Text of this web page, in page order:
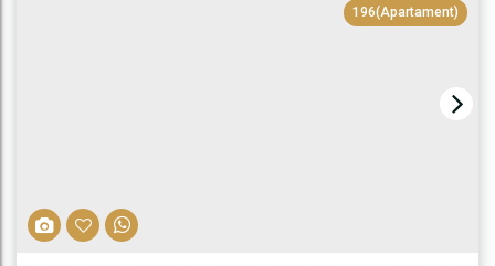
196(Apartament)